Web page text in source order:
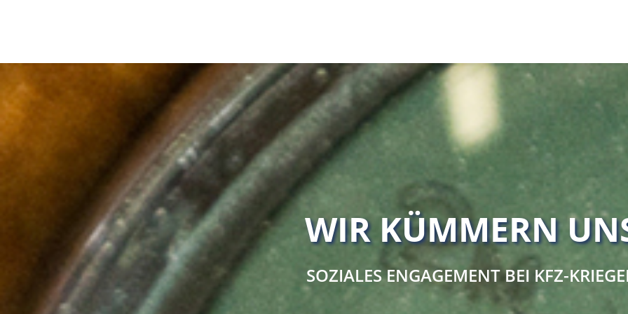
WIR KÜMMERN
SOZIALES ENGAGEMENT BEI KFZ-